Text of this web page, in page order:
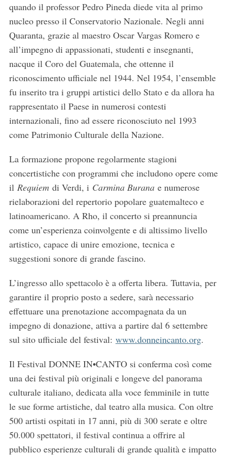
quando il professor Pedro Pineda diede vita al primo
nucleo presso il Conservatorio Nazionale. Negli anni
Quaranta, grazie al maestro Oscar Vargas Romero e
all’impegno di appassionati, studenti e insegnanti,
nacque il Coro del Guatemala, che ottenne il
riconoscimento ufficiale nel 1944. Nel 1954, l’ensemble
fu inserito tra i gruppi artistici dello Stato e da allora ha
rappresentato il Paese in numerosi contesti
internazionali, fino ad essere riconosciuto nel 1993
come Patrimonio Culturale della Nazione.
La formazione propone regolarmente stagioni
concertistiche con programmi che includono opere come
il Requiemdi Verdi, i Carmina Buranae numerose
rielaborazioni del repertorio popolare guatemalteco e
latinoamericano. A Rho, il concerto si preannuncia
come un’esperienza coinvolgente e di altissimo livello
artistico, capace di unire emozione, tecnica e
suggestioni sonore di grande fascino.
L’ingresso allo spettacolo è a offerta libera. Tuttavia, per
garantire il proprio posto a sedere, sarà necessario
effettuare una prenotazione accompagnata da un
impegno di donazione, attiva a partire dal 6 settembre
sul sito ufficiale del festival: www.donneincanto.org.
Il Festival DONNE IN•CANTO si conferma così come
una dei festival più originali e longeve del panorama
culturale italiano, dedicata alla voce femminile in tutte
le sue forme artistiche, dal teatro alla musica. Con oltre
500 artisti ospitati in 17 anni, più di 300 serate e oltre
50.000 spettatori, il festival continua a offrire al
pubblico esperienze culturali di grande qualità e impatto